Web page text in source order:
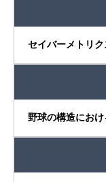
セイバーメトリ
野球の構造にお